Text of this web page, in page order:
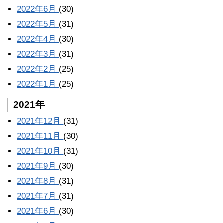
2022年6月 (30)
2022年5月 (31)
2022年4月 (30)
2022年3月 (31)
2022年2月 (25)
2022年1月 (25)
2021年
2021年12月 (31)
2021年11月 (30)
2021年10月 (31)
2021年9月 (30)
2021年8月 (31)
2021年7月 (31)
2021年6月 (30)